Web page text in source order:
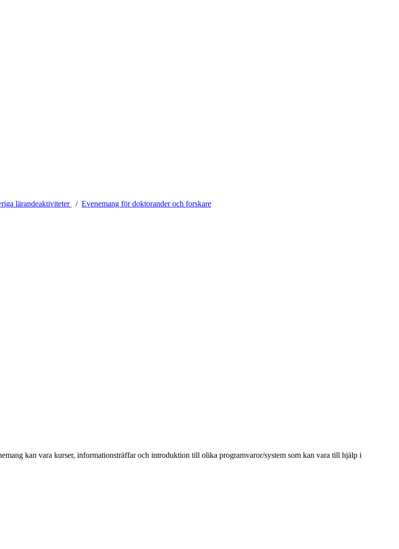
lärandeaktiviteter Evenemang för doktorander och forskare
kan vara kurser, informationsträffar och introduktion till olika programvaror/system som kan vara till hjälp i